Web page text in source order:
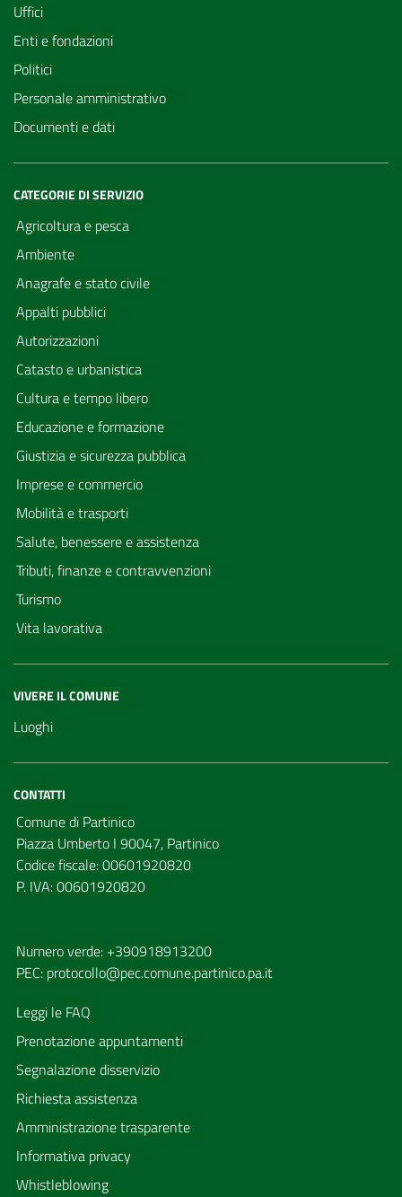
Uffici
Enti e fondazioni
Politici
Personale amministrativo
Documenti e dati
CATEGORIE DI SERVIZIO
Agricoltura e pesca
Ambiente
Anagrafe e stato civile
Appalti pubblici
Autorizzazioni
Catasto e urbanistica
Cultura e tempo libero
Educazione e formazione
Giustizia e sicurezza pubblica
Imprese e commercio
Mobilità e trasporti
Salute, benessere e assistenza
Tributi, finanze e contravvenzioni
Turismo
Vita lavorativa
VIVERE IL COMUNE
Luoghi
CONTATTI
Comune di Partinico
Piazza Umberto I 90047, Partinico
Codice fiscale: 00601920820
P. IVA: 00601920820
Numero verde: +390918913200
PEC: protocollo@pec.comune.partinico.pa.it
Leggi le FAQ
Prenotazione appuntamenti
Segnalazione disservizio
Richiesta assistenza
Amministrazione trasparente
Informativa privacy
Whistleblowing